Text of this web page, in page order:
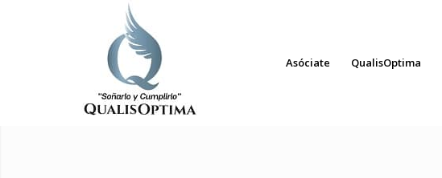
Asóciate QualisOptima